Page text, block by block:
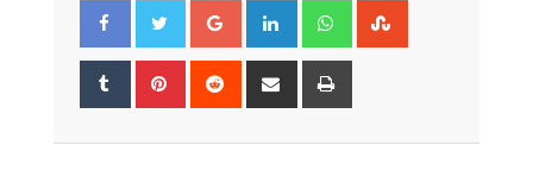
Google+ LinkedIn Whatsapp
Tumblr Pinterest Reddit
Share